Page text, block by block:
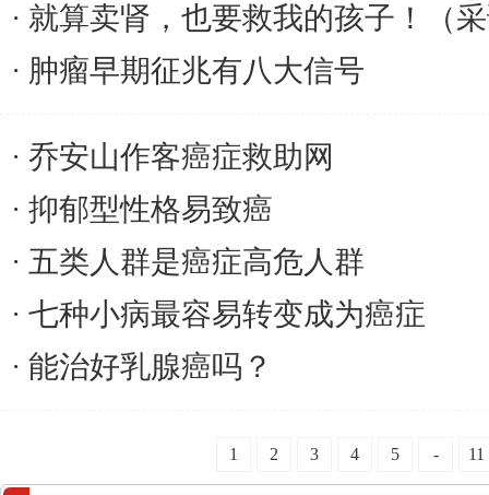
就算卖肾，也要救我的孩子！（
肿瘤早期征兆有八大信号
乔安山作客癌症救助网
抑郁型性格易致癌
五类人群是癌症高危人群
七种小病最容易转变成为癌症
能治好乳腺癌吗？
1 2 3 4 5 - 11